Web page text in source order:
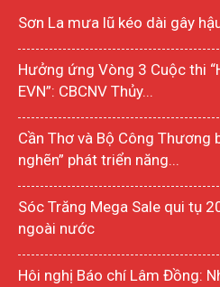
Sơn La mưa lũ kéo dài gây
Hưởng ứng Vòng 3 Cuộc thi
EVN”: CBCNV Thủy...
Cần Thơ và Bộ Công Thương
nghẽn” phát triển năng...
Sóc Trăng Mega Sale qui tụ
ngoài nước
Hôi nghị Báo chí Lâm Đồng: